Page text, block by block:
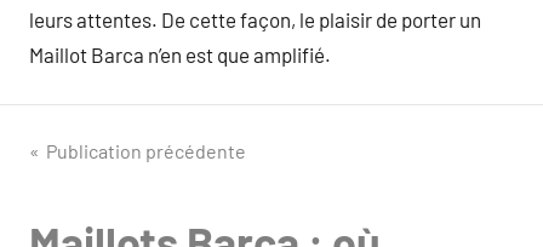
leurs attentes. De cette façon, le plaisir de porter un
Maillot Barca n’en est que amplifié.
Navigation
Publication précédente